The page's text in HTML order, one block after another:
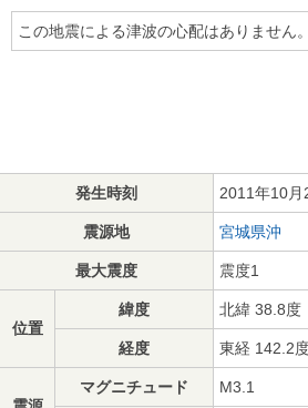
この地震による津波の心配はありません。
発生時刻 2011年10
震源地 宮城県沖
最大震度 震度1
位置
緯度 北緯 38.8度
経度 東経 142.2
マグニチュード M3.1